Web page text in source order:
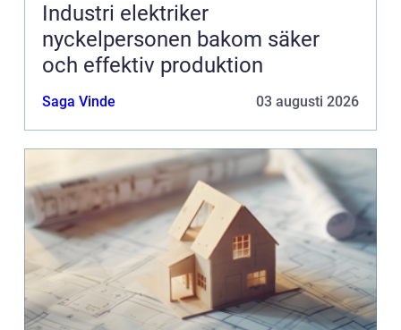
Industri elektriker
nyckelpersonen bakom säker
och effektiv produktion
Saga Vinde 03 augusti 2026